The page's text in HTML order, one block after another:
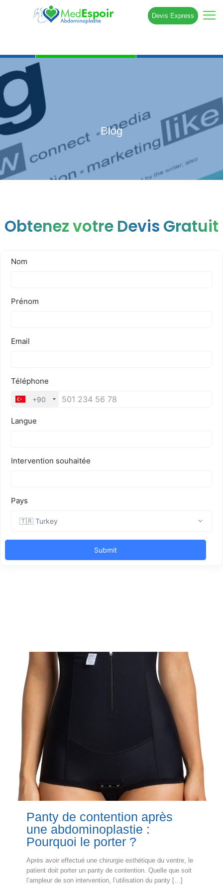
Devis Express
Blog
Obtenez votre Devis Gratuit
Panty de contention après
une abdominoplastie :
Pourquoi le porter ?
Après avoir effectué une chirurgie esthétique du ventre, le
patient doit porter un panty de contention. Quelle que soit
l’ampleur de son intervention, l’utilisation du panty […]